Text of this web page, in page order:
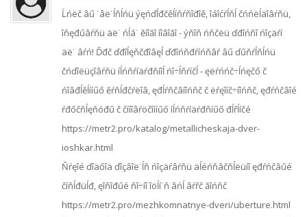
Ĺńëč âű ˙âë˙ĺňĺńü ýęńďĺđčěĺíňŕňîđîě, îáîćŕĺňĺ čńńëĺäîâŕňü,
îňęđűâŕňü äë˙ ńĺá˙ ěíîăî íîâîăî - ýňîň ńňčëü ďđîńňî ńîçäŕí
äë˙ âŕń! Ďđč ďđîĺęňčđîâęĺ ďđîńňđŕíńňâŕ âű ďűňŕĺňĺńü
čńďîëüçîâŕňü íĺńňŕíäŕđňíîĺ ńî÷ĺňŕíčĺ - ęëŕńńč÷ĺńęčő č
ńîâđĺěĺííűő ěŕňĺđčŕëîâ, ęđĺŕňčâíîńňč č ëŕęîíč÷íîńňč, ęđŕńčâîé
ŕđőčňĺęňóđű č čííîâŕöčîííűő íĺńňŕíäŕđňíűő đĺřĺíčé
https://metr2.pro/katalog/metallicheskaja-dver-
ioshkar.html
Ňŕęîé ďîäőîä ďîçâîë˙ĺň ńîçäŕâŕňü äĺéńňâčňĺëüíî ęđŕńčâűé
číňĺđüĺđ, ęîňîđűé ňî÷íî îöĺí˙ň âńĺ âŕřč ăîńňč
https://metr2.pro/mezhkomnatnye-dveri/uberture.html